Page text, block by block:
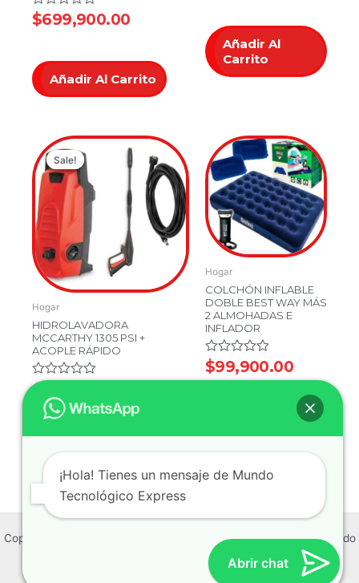
Valorado
en
5
$699,900.00
Añadir Al Carrito
Añadir Al
Carrito
Sale!
Sale!
Hogar
HIDROLAVADORA
MCCARTHY 1305 PSI +
ACOPLE RÁPIDO
Valorado
de
5
$
Original
price
was:
$299,900.00.
249,900.00
Current
price
is:
$249,900.00.
Añadir Al Carrito
Hogar
COLCHÓN INFLABLE
DOBLE BEST WAY MÁS
2 ALMOHADAS E
INFLADOR
Valorado
en
$99,900.00
Copyright © 2026 Mundo Tecnológico Express | Powered by Mundo
Tecnológico Express
¡Hola! Tienes un mensaje de Mundo
Tecnológico Express
Abrir chat